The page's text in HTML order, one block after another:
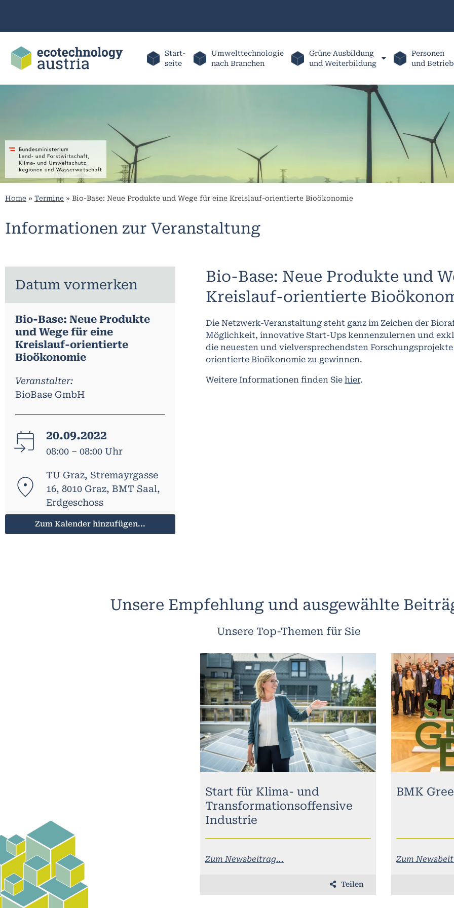
Start-
seite
Umwelttechnologie
nach Branchen
Grüne Ausbildung
und Weiterbildung
Personen
und
Home » Termine » Bio-Base: Neue Produkte und Wege für eine Kreislauf-orientierte Bioökonomie
Informationen zur Veranstaltung
Datum vormerken
Bio-Base: Neue Produkte
und Wege für eine
Kreislauf-orientierte
Bioökonomie
Veranstalter:
BioBase GmbH
20.09.2022
08:00 – 08:00 Uhr
TU Graz, Stremayrgasse
16, 8010 Graz, BMT Saal,
Erdgeschoss
Zum Kalender hinzufügen...
Bio-Base: Neue Produkte und
Kreislauf-orientierte
Die Netzwerk-Veranstaltung steht ganz im Zeichen der
Möglichkeit, innovative Start-Ups kennenzulernen und
die neuesten und vielversprechendsten
orientierte Bioökonomie zu gewinnen.
Weitere Informationen finden Sie hier.
Unsere Empfehlung und ausgewählte
Unsere Top-Themen für Sie
Start für Klima- und
Transformationsoffensive
Industrie
Zum Newsbeitrag...
Teilen
BMK
Zum